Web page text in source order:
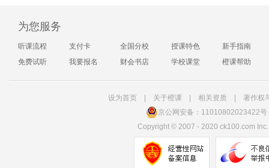
为您服务
听课流程 支付卡 全国分校 授课特色
新手指南
免费试听
我要报名 财会书店 学校课堂 橙课帮助
设为首页| 关于橙课| 相关资质
著作权
京公网安备：11010802023422号
Copyright ©2007 - 2020 ck100.com